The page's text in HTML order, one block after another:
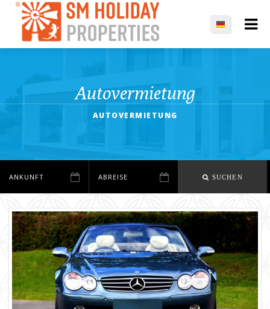
Autovermietung
AUTOVERMIETUNG
SUCHEN